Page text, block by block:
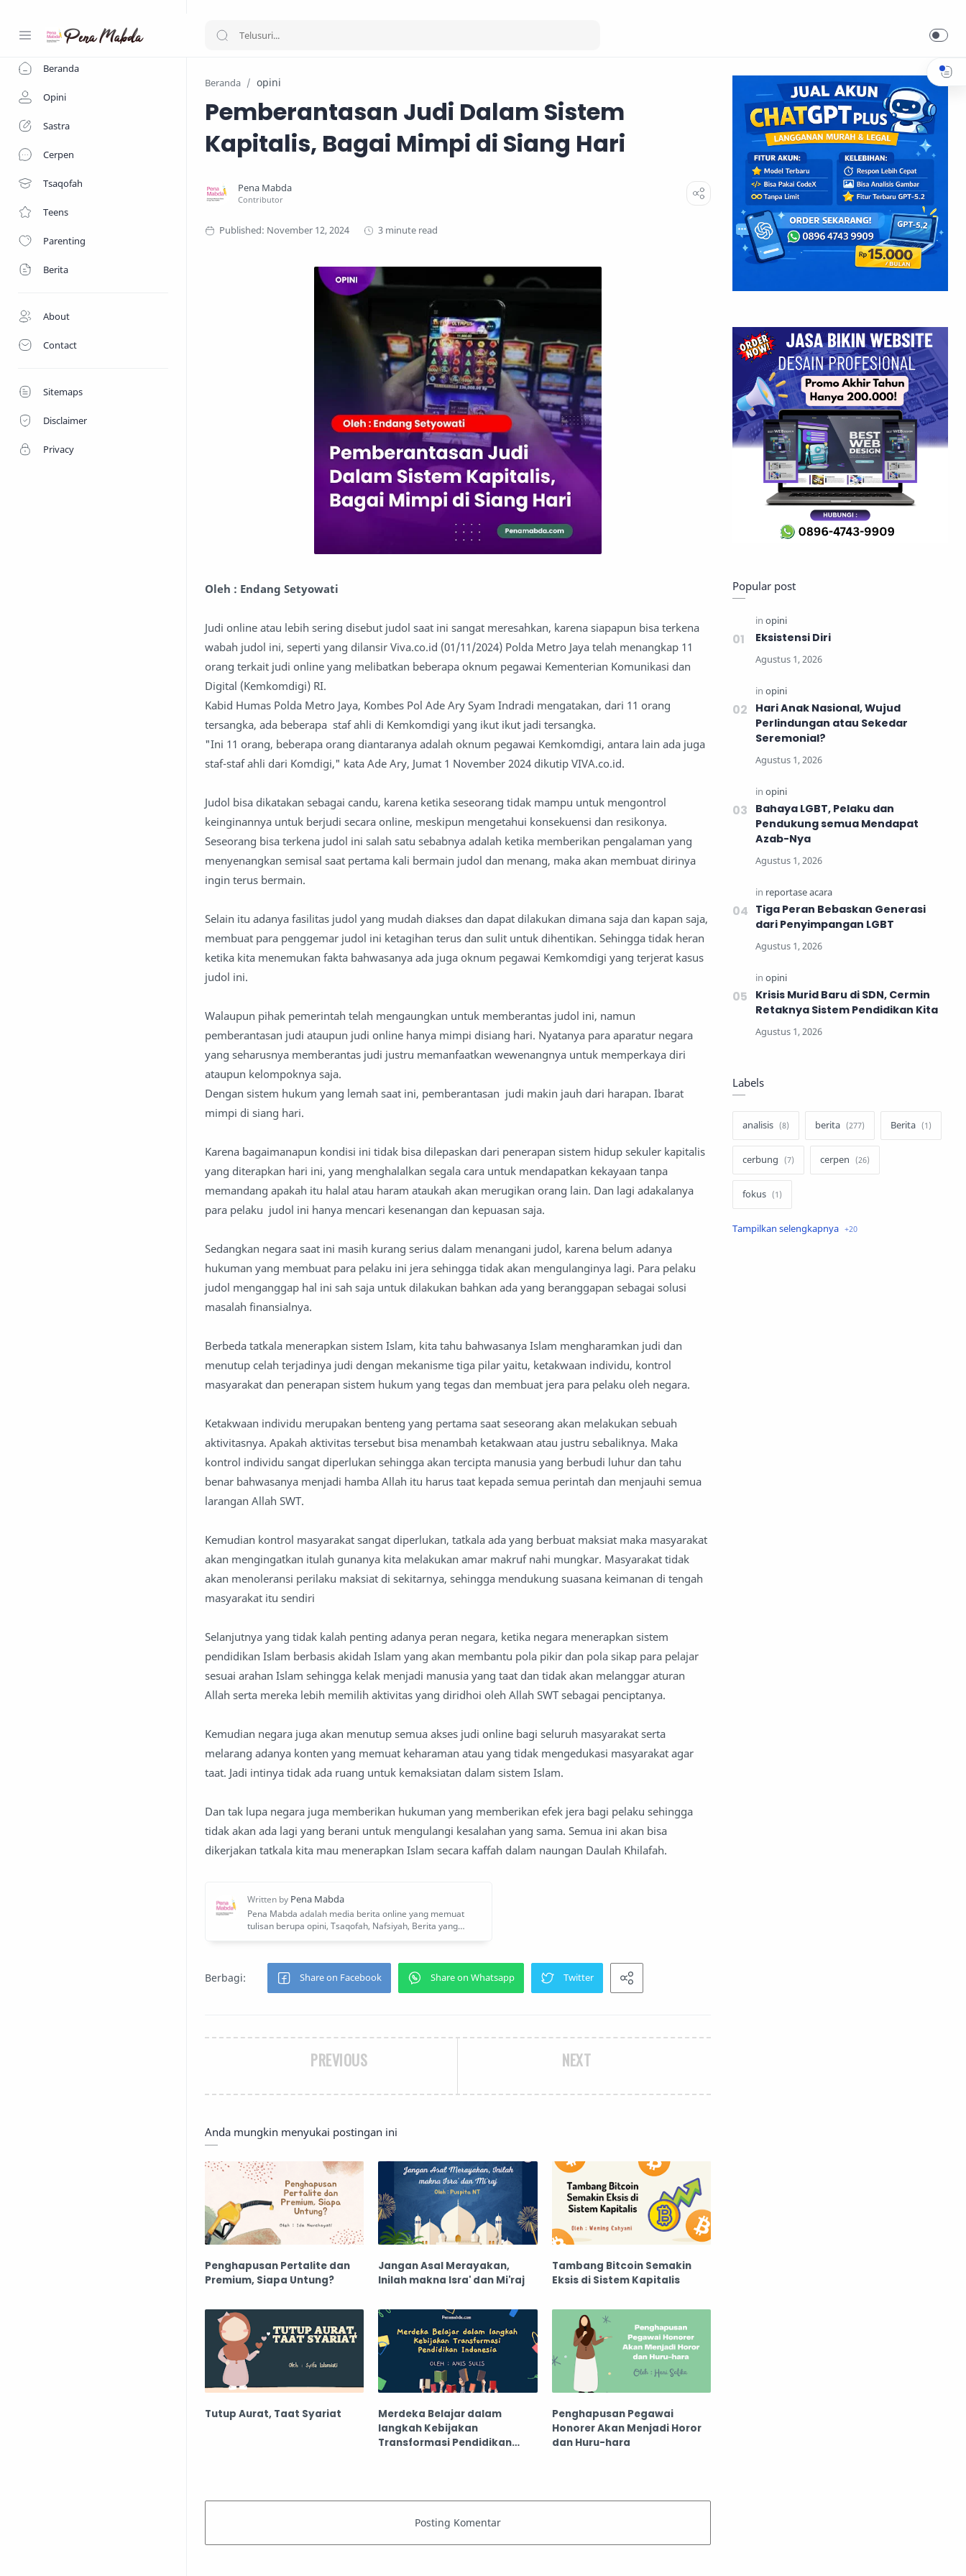
Beranda
Opini
Sastra
Cerpen
Tsaqofah
Teens
Parenting
Berita
About
Contact
Sitemaps
Disclaimer
Privacy
Beranda opini
Pemberantasan Judi Dalam Sistem
Kapitalis, Bagai Mimpi di Siang Hari
3 minute read
Oleh : Endang Setyowati
Judi online atau lebih sering disebut judol saat ini sangat meresahkan, karena siapapun bisa terkena
wabah judol ini, seperti yang dilansir Viva.co.id (01/11/2024) Polda Metro Jaya telah menangkap 11
orang terkait judi online yang melibatkan beberapa oknum pegawai Kementerian Komunikasi dan
Digital (Kemkomdigi) RI.
Kabid Humas Polda Metro Jaya, Kombes Pol Ade Ary Syam Indradi mengatakan, dari 11 orang
tersangka, ada beberapa staf ahli di Kemkomdigi yang ikut ikut jadi tersangka.
"Ini 11 orang, beberapa orang diantaranya adalah oknum pegawai Kemkomdigi, antara lain ada juga
staf-staf ahli dari Komdigi," kata Ade Ary, Jumat 1 November 2024 dikutip VIVA.co.id.
Judol bisa dikatakan sebagai candu, karena ketika seseorang tidak mampu untuk mengontrol
keinginannya untuk berjudi secara online, meskipun mengetahui konsekuensi dan resikonya.
Seseorang bisa terkena judol ini salah satu sebabnya adalah ketika memberikan pengalaman yang
menyenangkan semisal saat pertama kali bermain judol dan menang, maka akan membuat dirinya
ingin terus bermain.
Selain itu adanya fasilitas judol yang mudah diakses dan dapat dilakukan dimana saja dan kapan saja,
membuat para penggemar judol ini ketagihan terus dan sulit untuk dihentikan. Sehingga tidak heran
ketika kita menemukan fakta bahwasanya ada juga oknum pegawai Kemkomdigi yang terjerat kasus
judol ini.
Walaupun pihak pemerintah telah mengaungkan untuk memberantas judol ini, namun
pemberantasan judi ataupun judi online hanya mimpi disiang hari. Nyatanya para aparatur negara
yang seharusnya memberantas judi justru memanfaatkan wewenangnya untuk memperkaya diri
ataupun kelompoknya saja.
Dengan sistem hukum yang lemah saat ini, pemberantasan judi makin jauh dari harapan. Ibarat
mimpi di siang hari.
Karena bagaimanapun kondisi ini tidak bisa dilepaskan dari penerapan sistem hidup sekuler kapitalis
yang diterapkan hari ini, yang menghalalkan segala cara untuk mendapatkan kekayaan tanpa
memandang apakah itu halal atau haram ataukah akan merugikan orang lain. Dan lagi adakalanya
para pelaku judol ini hanya mencari kesenangan dan kepuasan saja.
Sedangkan negara saat ini masih kurang serius dalam menangani judol, karena belum adanya
hukuman yang membuat para pelaku ini jera sehingga tidak akan mengulanginya lagi. Para pelaku
judol menganggap hal ini sah saja untuk dilakukan bahkan ada yang beranggapan sebagai solusi
masalah finansialnya.
Berbeda tatkala menerapkan sistem Islam, kita tahu bahwasanya Islam mengharamkan judi dan
menutup celah terjadinya judi dengan mekanisme tiga pilar yaitu, ketakwaan individu, kontrol
masyarakat dan penerapan sistem hukum yang tegas dan membuat jera para pelaku oleh negara.
Ketakwaan individu merupakan benteng yang pertama saat seseorang akan melakukan sebuah
aktivitasnya. Apakah aktivitas tersebut bisa menambah ketakwaan atau justru sebaliknya. Maka
kontrol individu sangat diperlukan sehingga akan tercipta manusia yang berbudi luhur dan tahu
benar bahwasanya menjadi hamba Allah itu harus taat kepada semua perintah dan menjauhi semua
larangan Allah SWT.
Kemudian kontrol masyarakat sangat diperlukan, tatkala ada yang berbuat maksiat maka masyarakat
akan mengingatkan itulah gunanya kita melakukan amar makruf nahi mungkar. Masyarakat tidak
akan menoleransi perilaku maksiat di sekitarnya, sehingga mendukung suasana keimanan di tengah
masyarakat itu sendiri
Selanjutnya yang tidak kalah penting adanya peran negara, ketika negara menerapkan sistem
pendidikan Islam berbasis akidah Islam yang akan membantu pola pikir dan pola sikap para pelajar
sesuai arahan Islam sehingga kelak menjadi manusia yang taat dan tidak akan melanggar aturan
Allah serta mereka lebih memilih aktivitas yang diridhoi oleh Allah SWT sebagai penciptanya.
Kemudian negara juga akan menutup semua akses judi online bagi seluruh masyarakat serta
melarang adanya konten yang memuat keharaman atau yang tidak mengedukasi masyarakat agar
taat. Jadi intinya tidak ada ruang untuk kemaksiatan dalam sistem Islam.
Dan tak lupa negara juga memberikan hukuman yang memberikan efek jera bagi pelaku sehingga
tidak akan ada lagi yang berani untuk mengulangi kesalahan yang sama. Semua ini akan bisa
dikerjakan tatkala kita mau menerapkan Islam secara kaffah dalam naungan Daulah Khilafah.
NEXT
PREVIOUS
Anda mungkin menyukai postingan ini
Penghapusan Pertalite dan
Premium, Siapa Untung?
Jangan Asal Merayakan,
Inilah makna Isra' dan Mi'raj
Tambang Bitcoin Semakin
Eksis di Sistem Kapitalis
Tutup Aurat, Taat Syariat
Merdeka Belajar dalam
langkah Kebijakan
Transformasi Pendidikan
Penghapusan Pegawai
Honorer Akan Menjadi Horor
dan Huru-hara
Popular post
Eksistensi Diri
Hari Anak Nasional, Wujud
Perlindungan atau Sekedar
Seremonial?
Bahaya LGBT, Pelaku dan
Pendukung semua Mendapat
Azab-Nya
Tiga Peran Bebaskan Generasi
dari Penyimpangan LGBT
Krisis Murid Baru di SDN, Cermin
Retaknya Sistem Pendidikan Kita
Labels
analisis berita Berita
cerbung cerpen
fokus
hukum internasional